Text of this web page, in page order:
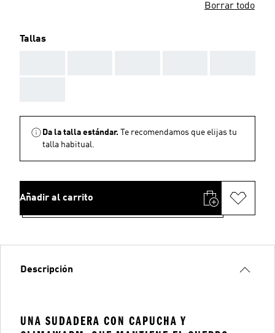
Borrar todo
Tallas
Da la talla estándar.
Te recomendamos que elijas tu
talla habitual.
Añadir al carrito
Descripción
UNA SUDADERA CON CAPUCHA Y